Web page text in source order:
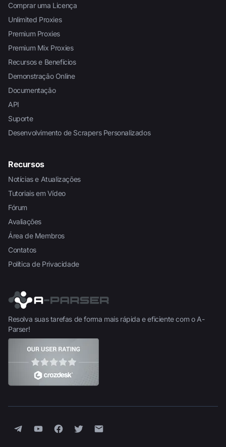
Comprar uma Licença
Unlimited Proxies
Premium Proxies
Premium Mix Proxies
Recursos e Benefícios
Demonstração Online
Documentação
API
Suporte
Desenvolvimento de Scrapers Personalizados
Recursos
Notícias e Atualizações
Tutoriais em Vídeo
Fórum
Avaliações
Área de Membros
Contatos
Política de Privacidade
Resolva suas tarefas de forma mais rápida e eficiente com o A-
Parser!